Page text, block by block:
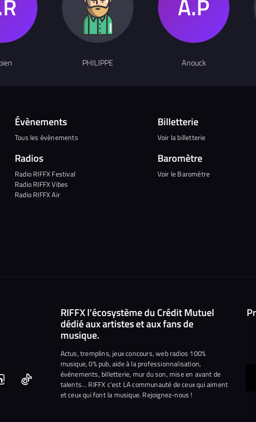
PHILIPPE Anouck
Évènements
Tous les évènements
Radios
Radio RIFFX Festival
Radio RIFFX Vibes
Radio RIFFX Air
Billetterie
Voir la billetterie
Baromètre
Voir le Baromètre
Nous
RIFFX l’écosystème du Crédit Mutuel
dédié aux artistes et aux fans de
musique.
Actus, tremplins, jeux concours, web radios 100%
musique, 0% pub, aide à la professionnalisation,
événements, billetterie, mur du son, mise en avant de
talents… RIFFX c’est LA communauté de ceux qui aiment
et ceux qui font la musique. Rejoignez-nous !